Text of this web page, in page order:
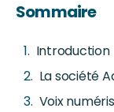
Sommaire
Introduction
La société
Voix